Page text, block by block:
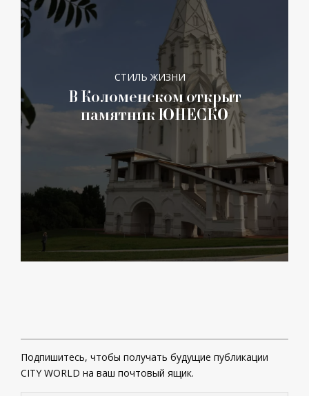
СТИЛЬ ЖИЗНИ
В Коломенском открыт
памятник ЮНЕСКО
Подпишитесь, чтобы получать будущие публикации
CITY WORLD на ваш почтовый ящик.